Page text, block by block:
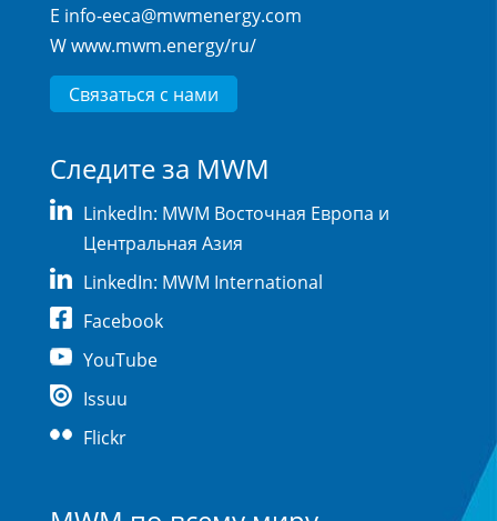
E info-eeca@mwmenergy.com
Wwww.mwm.energy/ru/
Связаться с нами
Следите за MWM
LinkedIn: MWM Восточная Европа и
Центральная Азия
LinkedIn: MWM International
Facebook
YouTube
Issuu
Flickr